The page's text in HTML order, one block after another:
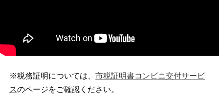
※税務証明については、市税証明書コンビニ交付サービ
スのページをご確認ください。